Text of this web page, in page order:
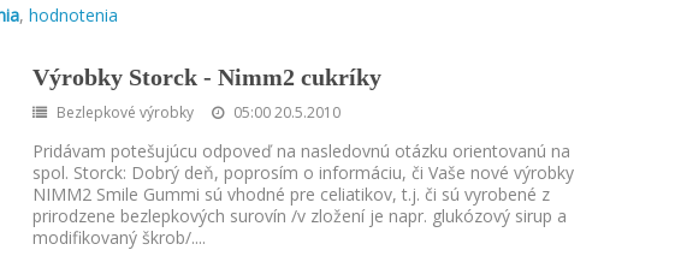
, hodnotenia
Výrobky Storck - Nimm2 cukríky
Bezlepkové výrobky 05:00 20.5.2010
Pridávam potešujúcu odpoveď na nasledovnú otázku orientovanú na
spol. Storck: Dobrý deň, poprosím o informáciu, či Vaše nové výrobky
NIMM2 Smile Gummi sú vhodné pre celiatikov, t.j. či sú vyrobené z
prirodzene bezlepkových surovín /v zložení je napr. glukózový sirup a
modifikovaný škrob/....